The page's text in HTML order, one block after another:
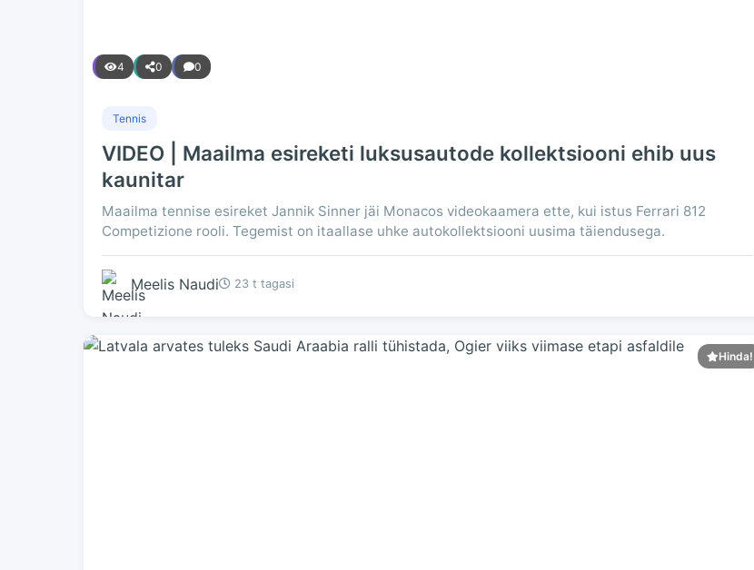
4 0 0
Tennis
VIDEO | Maailma esireketi luksusautode kollektsiooni ehib uus
kaunitar
Maailma tennise esireket Jannik Sinner jäi Monacos videokaamera ette, kui istus Ferrari 812
Competizione rooli. Tegemist on itaallase uhke autokollektsiooni uusima täiendusega.
Meelis Naudi 23 t tagasi
Hinda!